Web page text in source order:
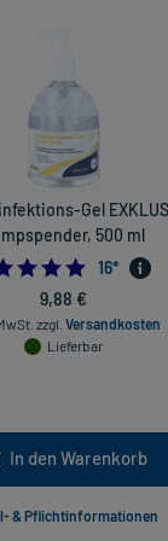
Gel
500 ml
5.0
16*
9,88 €
zzgl. Versandkosten
Lieferbar
In den Warenkorb
& Pflichtinformationen